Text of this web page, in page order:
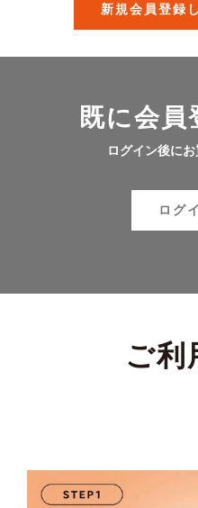
新規会員登録
既に会員
ログイン後に
ログ
ご利